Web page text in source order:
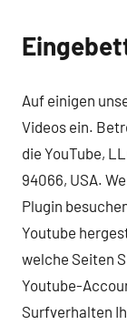
Auf einigen
Videos ein.
die YouTube,
94066, USA.
Plugin
Youtube
welche Seiten
Youtube-
Surfverhalten